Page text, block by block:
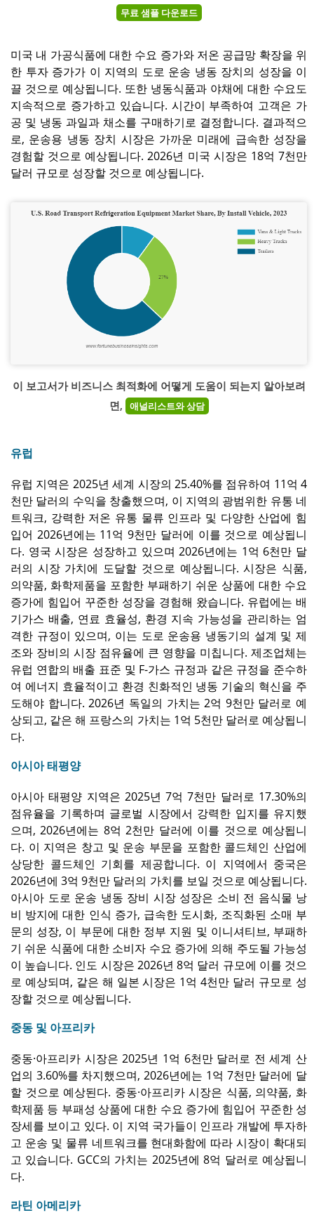
무료 샘플 다운로드
미국 내 가공식품에 대한 수요 증가와 저온 공급망 확장을 위
한 투자 증가가 이 지역의 도로 운송 냉동 장치의 성장을 이
끌 것으로 예상됩니다. 또한 냉동식품과 야채에 대한 수요도
지속적으로 증가하고 있습니다. 시간이 부족하여 고객은 가
공 및 냉동 과일과 채소를 구매하기로 결정합니다. 결과적으
로, 운송용 냉동 장치 시장은 가까운 미래에 급속한 성장을
경험할 것으로 예상됩니다. 2026년 미국 시장은 18억 7천만
달러 규모로 성장할 것으로 예상됩니다.
이 보고서가 비즈니스 최적화에 어떻게 도움이 되는지 알아보려
면,
애널리스트와 상담
유럽
유럽 ​​지역은 2025년 세계 시장의 25.40%를 점유하여 11억 4
천만 달러의 수익을 창출했으며, 이 지역의 광범위한 유통 네
트워크, 강력한 저온 유통 물류 인프라 및 다양한 산업에 힘
입어 2026년에는 11억 9천만 달러에 이를 것으로 예상됩니
다. 영국 시장은 성장하고 있으며 2026년에는 1억 6천만 달
러의 시장 가치에 도달할 것으로 예상됩니다. 시장은 식품,
의약품, 화학제품을 포함한 부패하기 쉬운 상품에 대한 수요
증가에 힘입어 꾸준한 성장을 경험해 왔습니다. 유럽에는 배
기가스 배출, 연료 효율성, 환경 지속 가능성을 관리하는 엄
격한 규정이 있으며, 이는 도로 운송용 냉동기의 설계 및 제
조와 장비의 시장 점유율에 큰 영향을 미칩니다. 제조업체는
유럽 연합의 배출 표준 및 F-가스 규정과 같은 규정을 준수하
여 에너지 효율적이고 환경 친화적인 냉동 기술의 혁신을 주
도해야 합니다. 2026년 독일의 가치는 2억 9천만 달러로 예
상되고, 같은 해 프랑스의 가치는 1억 5천만 달러로 예상됩니
다.
아시아 태평양
아시아 태평양 지역은 2025년 7억 7천만 달러로 17.30%의
점유율을 기록하며 글로벌 시장에서 강력한 입지를 유지했
으며, 2026년에는 8억 2천만 달러에 이를 것으로 예상됩니
다. 이 지역은 창고 및 운송 부문을 포함한 콜드체인 산업에
상당한 콜드체인 기회를 제공합니다. 이 지역에서 중국은
2026년에 3억 9천만 달러의 가치를 보일 것으로 예상됩니다.
아시아 도로 운송 냉동 장비 시장 성장은 소비 전 음식물 낭
비 방지에 대한 인식 증가, 급속한 도시화, 조직화된 소매 부
문의 성장, 이 부문에 대한 정부 지원 및 이니셔티브, 부패하
기 쉬운 식품에 대한 소비자 수요 증가에 의해 주도될 가능성
이 높습니다. 인도 시장은 2026년 8억 달러 규모에 이를 것으
로 예상되며, 같은 해 일본 시장은 1억 4천만 달러 규모로 성
장할 것으로 예상됩니다.
중동 및 아프리카
중동·아프리카 시장은 2025년 1억 6천만 달러로 전 세계 산
업의 3.60%를 차지했으며, 2026년에는 1억 7천만 달러에 달
할 것으로 예상된다. 중동·아프리카 시장은 식품, 의약품, 화
학제품 등 부패성 상품에 대한 수요 증가에 힘입어 꾸준한 성
장세를 보이고 있다. 이 지역 국가들이 인프라 개발에 투자하
고 운송 및 물류 네트워크를 현대화함에 따라 시장이 확대되
고 있습니다. GCC의 가치는 2025년에 8억 달러로 예상됩니
다.
라틴 아메리카